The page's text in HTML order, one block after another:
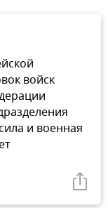
войск
и военная